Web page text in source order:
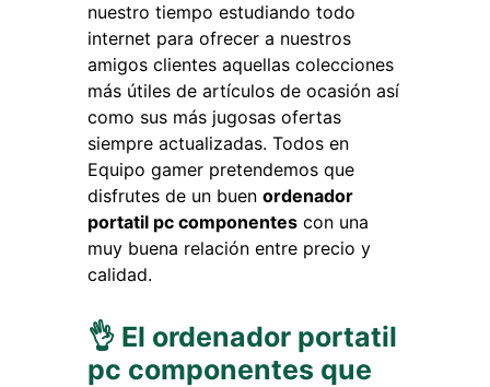
nuestro tiempo estudiando todo
internet para ofrecer a nuestros
amigos clientes aquellas colecciones
más útiles de artículos de ocasión así
como sus más jugosas ofertas
siempre actualizadas. Todos en
Equipo gamer pretendemos que
disfrutes de un buen ordenador
portatil pc componentes con una
muy buena relación entre precio y
calidad.
👌 El ordenador portatil
pc componentes que